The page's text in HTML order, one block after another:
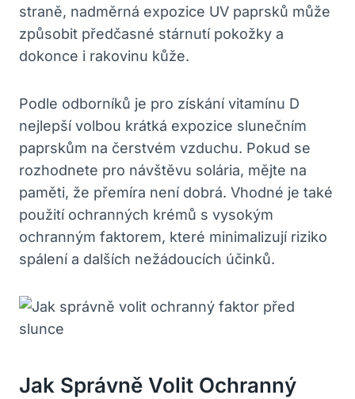
straně, nadměrná expozice UV paprsků může
způsobit předčasné stárnutí pokožky a
dokonce i rakovinu kůže.
Podle odborníků je pro získání vitamínu D
nejlepší volbou krátká expozice slunečním
paprskům na čerstvém vzduchu. Pokud se
rozhodnete pro návštěvu solária, mějte na
paměti, že přemíra není dobrá. Vhodné je také
použití ochranných krémů s vysokým
ochranným faktorem, které minimalizují riziko
spálení a dalších nežádoucích účinků.
Jak Správně Volit Ochranný